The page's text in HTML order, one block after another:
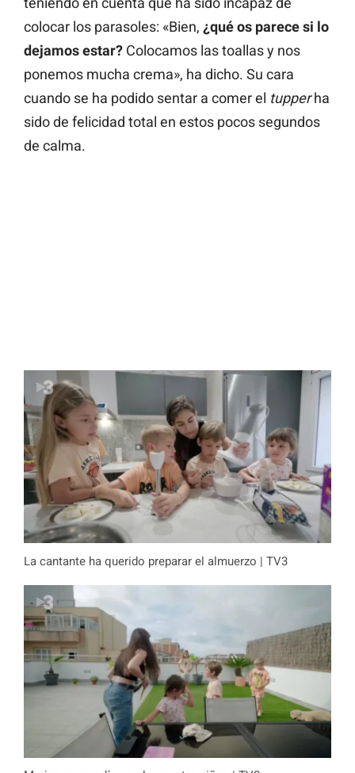
colocar los parasoles: «Bien, ¿qué os parece si lo
dejamos estar? Colocamos las toallas y nos
ponemos mucha crema», ha dicho. Su cara
cuando se ha podido sentar a comer el tupperha
sido de felicidad total en estos pocos segundos
de calma.
La cantante ha querido preparar el almuerzo | TV3